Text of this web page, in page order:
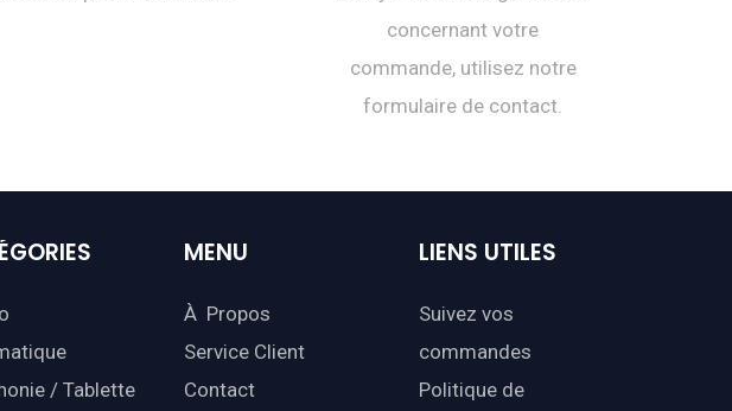
concernant votre
commande, utilisez notre
formulaire de contact.
/ Tablette
MENU
À Propos
Service Client
Contact
LIENS UTILES
Suivez vos
commandes
Politique de